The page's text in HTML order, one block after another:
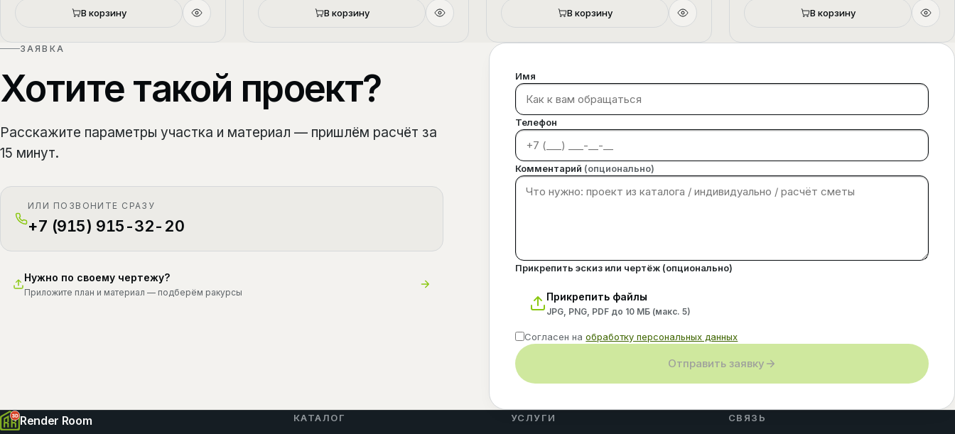
В корзину В корзину В корзину В корзину
ЗАЯВКА
Хотите такой проект?
Расскажите параметры участка и материал — пришлём расчёт за
15 минут.
ИЛИ ПОЗВОНИТЕ СРАЗУ
+7 (915) 915-32-20
Нужно по своему чертежу?
Приложите план и материал — подберём ракурсы
Имя
Телефон
Комментарий (опционально)
Прикрепить эскиз или чертёж (опционально)
Прикрепить файлы
JPG, PNG, PDF до 10 МБ (макс.5)
Согласен наобработку персональных данных
Отправить заявку
Render Room КАТАЛОГ УСЛУГИ СВЯЗЬ